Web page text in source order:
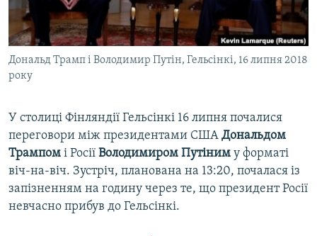
ВІДЕОУРОКИ «ELIFBE»
СВІДЧЕННЯ ОКУПАЦІЇ
УКРАЇНСЬКА ПРОБЛЕМА КРИМУ
Русский
Qırımtatar
Усі сайти RFE/RL
Дональд Трамп і Володимир Путін, Гельсінкі, 16 липня 2018
року
У столиці Фінляндії Гельсінкі 16 липня почалися
переговори між президентами США Дональдом
Трампом і Росії Володимиром Путіним у форматі
віч-на-віч. Зустріч, планована на 13:20, почалася із
запізненням на годину через те, що президент Росії
невчасно прибув до Гельсінкі.